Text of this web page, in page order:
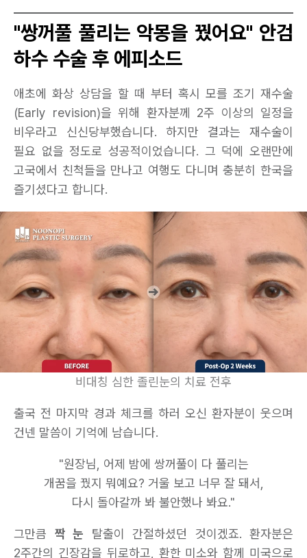
"쌍꺼풀 풀리는 악몽을 꿨어요" 안검
하수 수술 후 에피소드
애초에 화상 상담을 할 때 부터 혹시 모를 조기 재수술
(Early revision)을 위해 환자분께 2주 이상의 일정을
비우라고 신신당부했습니다. 하지만 결과는 재수술이
필요 없을 정도로 성공적이었습니다. 그 덕에 오랜만에
고국에서 친척들을 만나고 여행도 다니며 충분히 한국을
즐기셨다고 합니다.
비대칭 심한 졸린눈의 치료 전후
출국 전 마지막 경과 체크를 하러 오신 환자분이 웃으며
건넨 말씀이 기억에 남습니다.
"원장님, 어제 밤에 쌍꺼풀이 다 풀리는
개꿈을 꿨지 뭐예요? 거울 보고 너무 잘 돼서,
다시 돌아갈까 봐 불안했나 봐요."
그만큼 짝 눈 탈출이 간절하셨던 것이겠죠. 환자분은
2주간의 긴장감을 뒤로하고, 환한 미소와 함께 미국으로